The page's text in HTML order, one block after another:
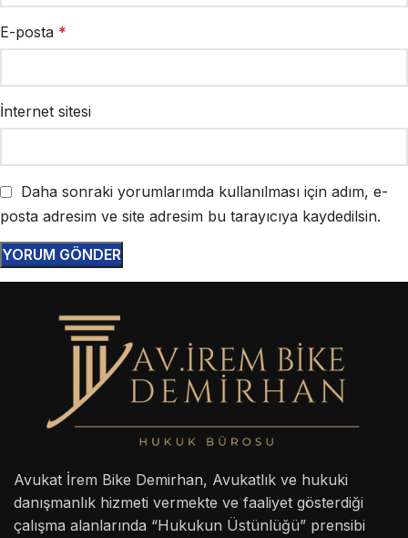
E-posta *
İnternet sitesi
Daha sonraki yorumlarımda kullanılması için adım, e-
posta adresim ve site adresim bu tarayıcıya kaydedilsin.
Avukat İrem Bike Demirhan, Avukatlık ve hukuki
danışmanlık hizmeti vermekte ve faaliyet gösterdiği
çalışma alanlarında “Hukukun Üstünlüğü” prensibi